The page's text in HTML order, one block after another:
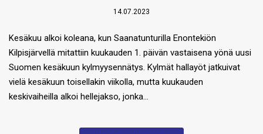
14.07.2023
Kesäkuu alkoi koleana, kun Saanatunturilla Enontekiön
Kilpisjärvellä mitattiin kuukauden 1. päivän vastaisena yönä uusi
Suomen kesäkuun kylmyysennätys. Kylmät hallayöt jatkuivat
vielä kesäkuun toisellakin viikolla, mutta kuukauden
keskivaiheilla alkoi hellejakso, jonka…